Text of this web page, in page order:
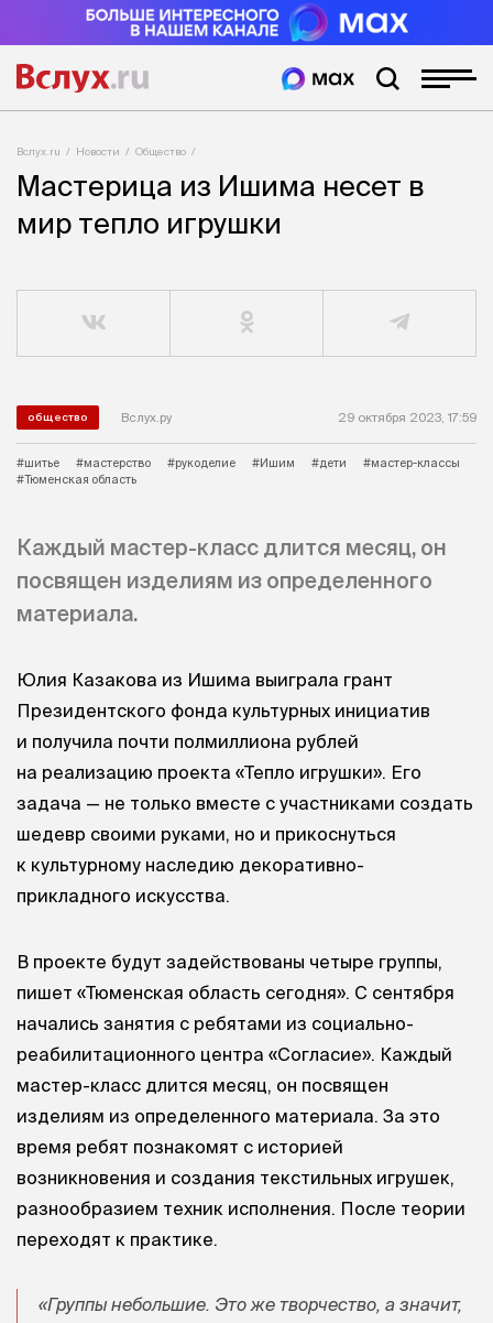
Вслух.ru Новости Общество
Мастерица из Ишима несет в
мир тепло игрушки
общество Вслух.ру 29 октября 2023, 17:59
#шитье #мастерство #рукоделие #Ишим #дети
#мастер-классы
#Тюменская область
Каждый мастер-класс длится месяц, он
посвящен изделиям из определенного
материала.
Юлия Казакова из Ишима выиграла грант
Президентского фонда культурных инициатив
и получила почти полмиллиона рублей
на реализацию проекта «Тепло игрушки». Его
задача — не только вместе с участниками создать
шедевр своими руками, но и прикоснуться
к культурному наследию декоративно-
прикладного искусства.
В проекте будут задействованы четыре группы,
пишет «Тюменская область сегодня». С сентября
начались занятия с ребятами из социально-
реабилитационного центра «Согласие». Каждый
мастер-класс длится месяц, он посвящен
изделиям из определенного материала. За это
время ребят познакомят с историей
возникновения и создания текстильных игрушек,
разнообразием техник исполнения. После теории
переходят к практике.
«Группы небольшие. Это же творчество, а значит,